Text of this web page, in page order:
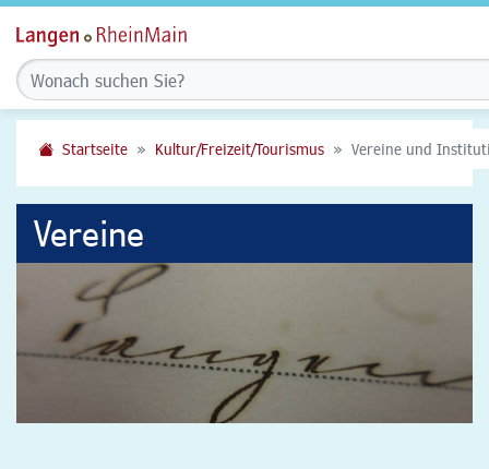
Startseite Kultur/Freizeit/Tourismus Vereine und
Vereine